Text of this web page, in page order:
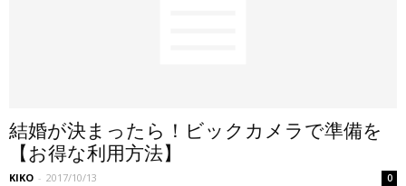
結婚が決まったら！ビックカメラで準備を
【お得な利用方法】
KIKO - 2017/10/13 0